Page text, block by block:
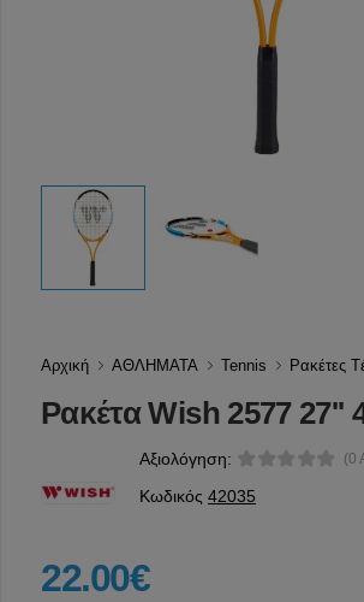
Αρχική ΑΘΛΗΜΑΤΑ Tennis Ρακέτες
Ρακέτα Wish 2577 27''
Αξιολόγηση: (0
Κωδικός 42035
22.00€